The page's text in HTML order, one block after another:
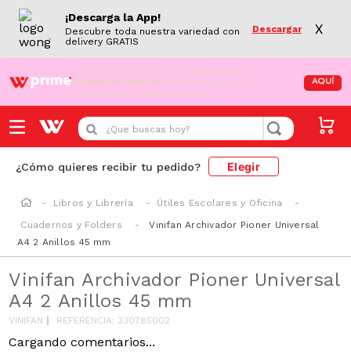
¡Descarga la App!
Descubre toda nuestra variedad con
delivery GRATIS
Descargar X
¡Aún no eres Wong Prime! Aprovecha el
DESPACHO GRATIS en tus compras de
supermercado desde S/79.90
AQUÍ
¿Que buscas hoy?
¿Cómo quieres recibir tu pedido? Elegir
Libros y Librería
Útiles Escolares y Oficina
Cuadernos y Folders
Vinifan Archivador Pioner Universal
A4 2 Anillos 45 mm
Vinifan Archivador Pioner Universal
A4 2 Anillos 45 mm
VINIFAN REFERENCIA: 330785002
Cargando comentarios...